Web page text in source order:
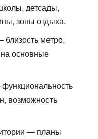
детсады,
зоны отдыха.
метро,
основные
возможность
— планы